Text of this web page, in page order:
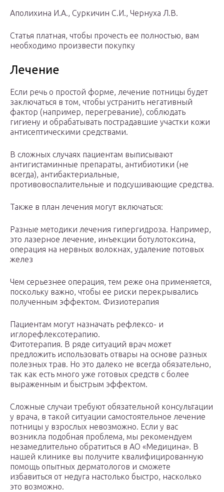
Аполихина И.А., Суркичин С.И., Чернуха Л.В.
Статья платная, чтобы прочесть ее полностью, вам
необходимо произвести покупку
Лечение
Если речь о простой форме, лечение потницы будет
заключаться в том, чтобы устранить негативный
фактор (например, перегревание), соблюдать
гигиену и обрабатывать пострадавшие участки кожи
антисептическими средствами.
В сложных случаях пациентам выписывают
антигистаминные препараты, антибиотики (не
всегда), антибактериальные,
противовоспалительные и подсушивающие средства.
Также в план лечения могут включаться:
Разные методики лечения гипергидроза. Например,
это лазерное лечение, инъекции ботулотоксина,
операция на нервных волокнах, удаление потовых
желез
Чем серьезнее операция, тем реже она применяется,
поскольку важно, чтобы ее риски перекрывались
полученным эффектом. Физиотерапия
Пациентам могут назначать рефлексо- и
иглорефлексотерапию.
Фитотерапия. В ряде ситуаций врач может
предложить использовать отвары на основе разных
полезных трав. Но это далеко не всегда обязательно,
так как есть много уже готовых средств с более
выраженным и быстрым эффектом.
Сложные случаи требуют обязательной консультации
у врача, в такой ситуации самостоятельное лечение
потницы у взрослых невозможно. Если у вас
возникла подобная проблема, мы рекомендуем
незамедлительно обратиться в АО «Медицина». В
нашей клинике вы получите квалифицированную
помощь опытных дерматологов и сможете
избавиться от недуга настолько быстро, насколько
это возможно.